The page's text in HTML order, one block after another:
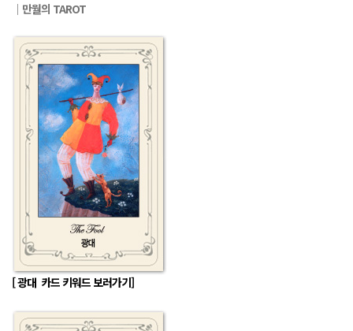
｜만월의 TAROT
[광대 카드 키워드 보러가기]